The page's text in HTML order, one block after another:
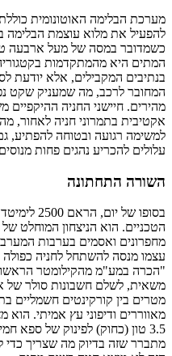
מערכת הבלימה האוטונומית
להפעיל את מלוא עוצמת
כשמדובר במסה של מעל ארבעה
המתים היא מהמתקדמות
בנתיבים המקבילים, אלא יודעת
המחובר לרכב, מה שמעניק שקט
מהירים. חיישני החניה
אקטיבית בתמרוני חניה לאחור,
למשימה רגועה ובטוחה להפתיע,
עלולים להכריע נהגים פחות
השורה התחתונה
בסופו של
הטכניים. הוא הניצחון המוחלט
מחפרונים ואסמים בערבות
עצמו מנסה להשתחל לחניה
"הכרה במע"מ מהקילומטר
משאית, לשלם חשבונות סולר של
מטרים בין קורקינטים חשמליים
מאווררים ודיפוני עץ אמיתי. הוא
3.5 טון (כחוק) לפינוק של ספא
מתברר שזה בדיוק מה שצריך